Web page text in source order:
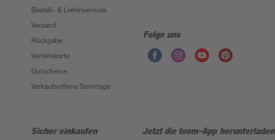
Bestell- & Lieferservices
Versand
Rückgabe
Vorteilskarte
Gutscheine
Verkaufsoffene Sonntage
Folge uns
Sicher einkaufen Jetzt die toom-App herunterladen